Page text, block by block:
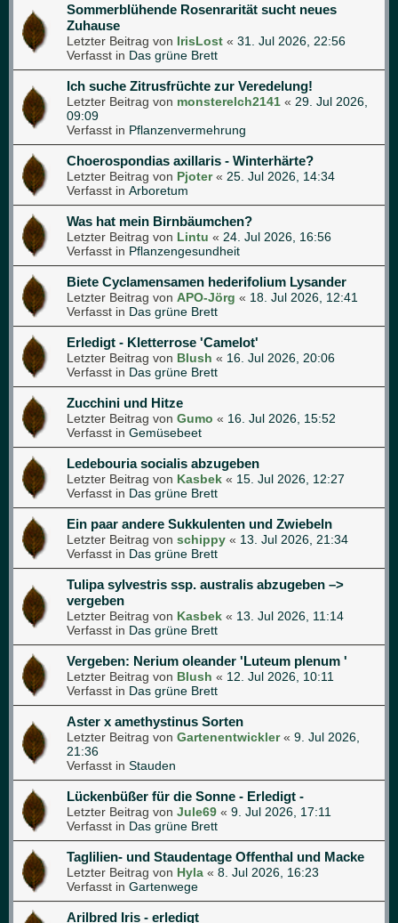
Sommerblühende Rosenrarität sucht neues
Zuhause
Letzter Beitrag von IrisLost « 31. Jul 2026, 22:56
Verfasst in Das grüne Brett
Ich suche Zitrusfrüchte zur Veredelung!
Letzter Beitrag von monsterelch2141 « 29. Jul 2026,
09:09
Verfasst in Pflanzenvermehrung
Choerospondias axillaris - Winterhärte?
Letzter Beitrag von Pjoter« 25. Jul 2026, 14:34
Verfasst in Arboretum
Was hat mein Birnbäumchen?
Letzter Beitrag von Lintu « 24. Jul 2026, 16:56
Verfasst in Pflanzengesundheit
Biete Cyclamensamen hederifolium Lysander
Letzter Beitrag von APO-Jörg « 18. Jul 2026, 12:41
Verfasst in Das grüne Brett
Erledigt - Kletterrose 'Camelot'
Letzter Beitrag von Blush « 16. Jul 2026, 20:06
Verfasst in Das grüne Brett
Zucchini und Hitze
Letzter Beitrag von Gumo « 16. Jul 2026, 15:52
Verfasst in Gemüsebeet
Ledebouria socialis abzugeben
Letzter Beitrag von Kasbek « 15. Jul 2026, 12:27
Verfasst in Das grüne Brett
Ein paar andere Sukkulenten und Zwiebeln
Letzter Beitrag von schippy « 13. Jul 2026, 21:34
Verfasst in Das grüne Brett
Tulipa sylvestris ssp. australis abzugeben –>
vergeben
Letzter Beitrag von Kasbek « 13. Jul 2026, 11:14
Verfasst in Das grüne Brett
Vergeben: Nerium oleander 'Luteum plenum '
Letzter Beitrag von Blush « 12. Jul 2026, 10:11
Verfasst in Das grüne Brett
Aster x amethystinus Sorten
Letzter Beitrag von Gartenentwickler« 9. Jul 2026,
21:36
Verfasst in Stauden
Lückenbüßer für die Sonne - Erledigt -
Letzter Beitrag von Jule69 « 9. Jul 2026, 17:11
Verfasst in Das grüne Brett
Taglilien- und Staudentage Offenthal und Macke
Letzter Beitrag von Hyla « 8. Jul 2026, 16:23
Verfasst in Gartenwege
Arilbred Iris - erledigt